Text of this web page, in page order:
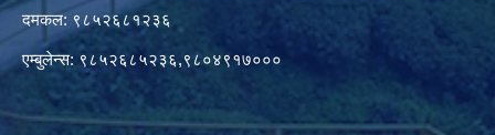
दमकल: ९८५२६८१२३६
एम्बुलेन्स: ९८५२६८५२३६,९८०४९१७०००